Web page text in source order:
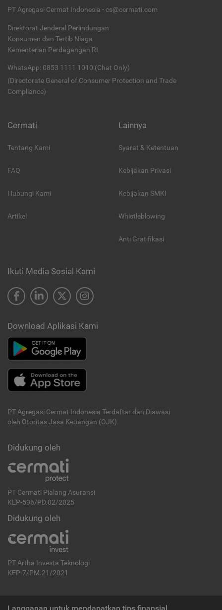
PT Agregasi Cermat Indonesia - cs@cermati.com
Direktorat Jenderal Perlindungan
Konsumen dan Tertib Niaga
Kementerian Perdagangan RI
WhatsApp: 0853 1111 1010 (Chat Only)
(Directorate General of Consumer Protection and Trade
Compliance)
Cermati
Tentang Kami
FAQ
Hubungi Kami
Artikel
Lainnya
Syarat & Ketentuan
Kebijakan Privasi
Kebijakan SMKI
Whistleblowing
Anti Gratifikasi
Ikuti Media Sosial Kami
Download Aplikasi Kami
PT Agregasi Cermat Indonesia Terdaftar dan Diawasi
oleh Otoritas Jasa Keuangan (OJK)
Didukung oleh
PT Cermati Pialang Asuransi
KEP-596/PD.02/2025
Didukung oleh
PT Artha Investa Teknologi
KEP-7/PM.21/2021